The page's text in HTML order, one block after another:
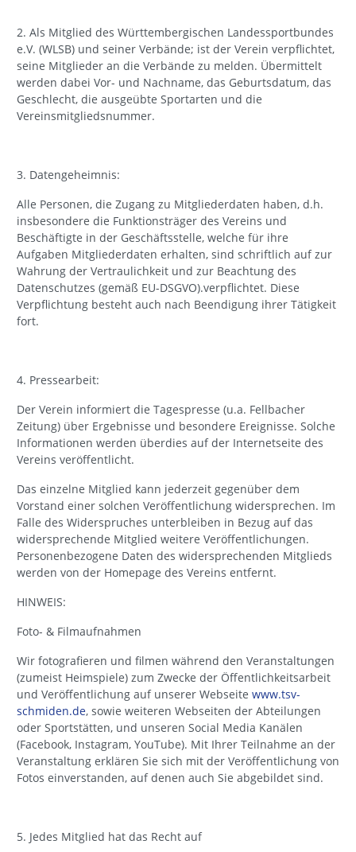
2. Als Mitglied des Württembergischen Landessportbundes
e.V. (WLSB) und seiner Verbände; ist der Verein verpflichtet,
seine Mitglieder an die Verbände zu melden. Übermittelt
werden dabei Vor- und Nachname, das Geburtsdatum, das
Geschlecht, die ausgeübte Sportarten und die
Vereinsmitgliedsnummer.
3. Datengeheimnis:
Alle Personen, die Zugang zu Mitgliederdaten haben, d.h.
insbesondere die Funktionsträger des Vereins und
Beschäftigte in der Geschäftsstelle, welche für ihre
Aufgaben Mitgliederdaten erhalten, sind schriftlich auf zur
Wahrung der Vertraulichkeit und zur Beachtung des
Datenschutzes (gemäß EU-DSGVO).verpflichtet. Diese
Verpflichtung besteht auch nach Beendigung ihrer Tätigkeit
fort.
4. Pressearbeit:
Der Verein informiert die Tagespresse (u.a. Fellbacher
Zeitung) über Ergebnisse und besondere Ereignisse. Solche
Informationen werden überdies auf der Internetseite des
Vereins veröffentlicht.
Das einzelne Mitglied kann jederzeit gegenüber dem
Vorstand einer solchen Veröffentlichung widersprechen. Im
Falle des Widerspruches unterbleiben in Bezug auf das
widersprechende Mitglied weitere Veröffentlichungen.
Personenbezogene Daten des widersprechenden Mitglieds
werden von der Homepage des Vereins entfernt.
HINWEIS:
Foto- & Filmaufnahmen
Wir fotografieren und filmen während den Veranstaltungen
(zumeist Heimspiele) zum Zwecke der Öffentlichkeitsarbeit
und Veröffentlichung auf unserer Webseite www.tsv-
schmiden.de, sowie weiteren Webseiten der Abteilungen
oder Sportstätten, und unseren Social Media Kanälen
(Facebook, Instagram, YouTube). Mit Ihrer Teilnahme an der
Veranstaltung erklären Sie sich mit der Veröffentlichung von
Fotos einverstanden, auf denen auch Sie abgebildet sind.
5. Jedes Mitglied hat das Recht auf